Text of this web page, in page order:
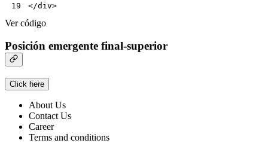
19
</div>
Ver código
Posición emergente final-superior
Click here
About Us
Contact Us
Career
Terms and conditions